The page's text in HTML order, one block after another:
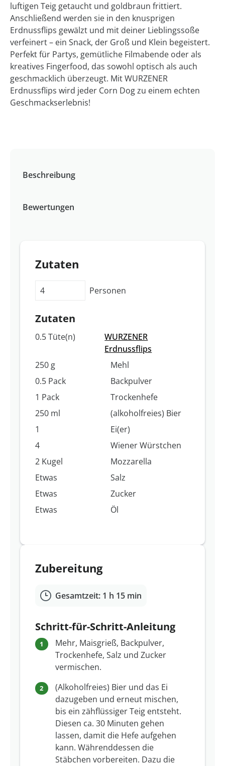
luftigen Teig getaucht und goldbraun frittiert.
Anschließend werden sie in den knusprigen
Erdnussflips gewälzt und mit deiner Lieblingssoße
verfeinert – ein Snack, der Groß und Klein begeistert.
Perfekt für Partys, gemütliche Filmabende oder als
kreatives Fingerfood, das sowohl optisch als auch
geschmacklich überzeugt. Mit WURZENER
Erdnussflips wird jeder Corn Dog zu einem echten
Geschmackserlebnis!
Beschreibung
Bewertungen
Zutaten
Personen
Zutaten
0.5 Tüte(n)
WURZENER
Erdnussflips
250 g
Mehl
0.5 Pack
Backpulver
1 Pack
Trockenhefe
250 ml
(alkoholfreies) Bier
1
Ei(er)
4
Wiener Würstchen
2 Kugel
Mozzarella
Etwas
Salz
Etwas
Zucker
Etwas
Öl
Zubereitung
Gesamtzeit: 1 h 15 min
Schritt-für-Schritt-Anleitung
Mehr, Maisgrieß, Backpulver,
Trockenhefe, Salz und Zucker
vermischen.
(Alkoholfreies) Bier und das Ei
dazugeben und erneut mischen,
bis ein zähflüssiger Teig entsteht.
Diesen ca. 30 Minuten gehen
lassen, damit die Hefe aufgehen
kann. Währenddessen die
Stäbchen vorbereiten. Dazu die